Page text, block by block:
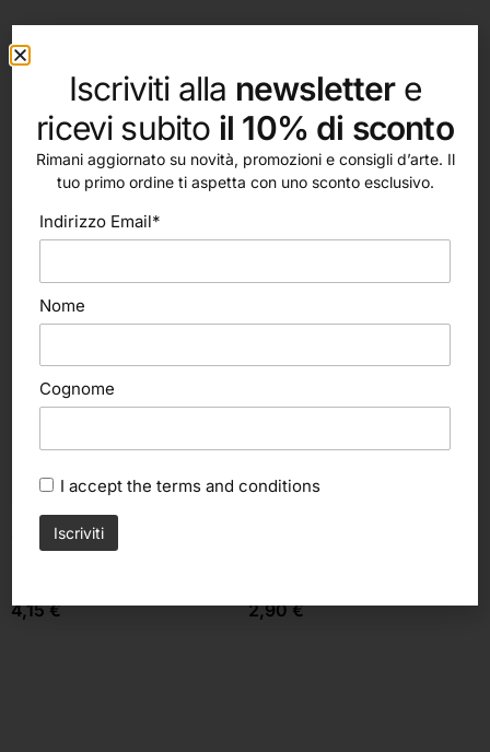
altri nostri prodotti
Scegli
Tintoretto
4,15€ 2,90€
Iscriviti alla newslettere
ricevi subito il 10% di sconto
Rimani aggiornato su novità, promozioni e consigli d’arte. Il
tuo primo ordine ti aspetta con uno sconto esclusivo.
Indirizzo Email*
Nome
Cognome
I accept the terms and conditions